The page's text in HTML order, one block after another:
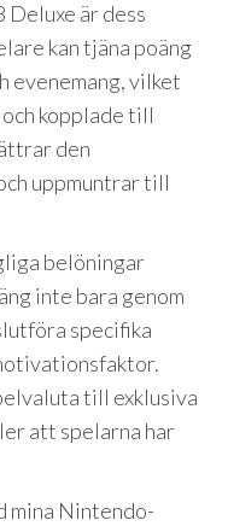
är dess
kan tjäna poäng
evenemang, vilket
kopplade till
den
uppmuntrar till
belöningar
inte bara genom
specifika
till exklusiva
att spelarna har
mina Nintendo-